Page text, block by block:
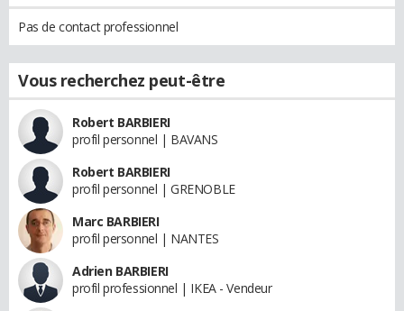
Pas de contact professionnel
Vous recherchez peut-être
Robert BARBIERI
profil personnel | BAVANS
Robert BARBIERI
profil personnel | GRENOBLE
Marc BARBIERI
profil personnel | NANTES
Adrien BARBIERI
profil professionnel | IKEA - Vendeur